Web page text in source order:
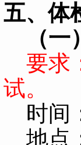
五、体
（
要求
试。
时间
地点